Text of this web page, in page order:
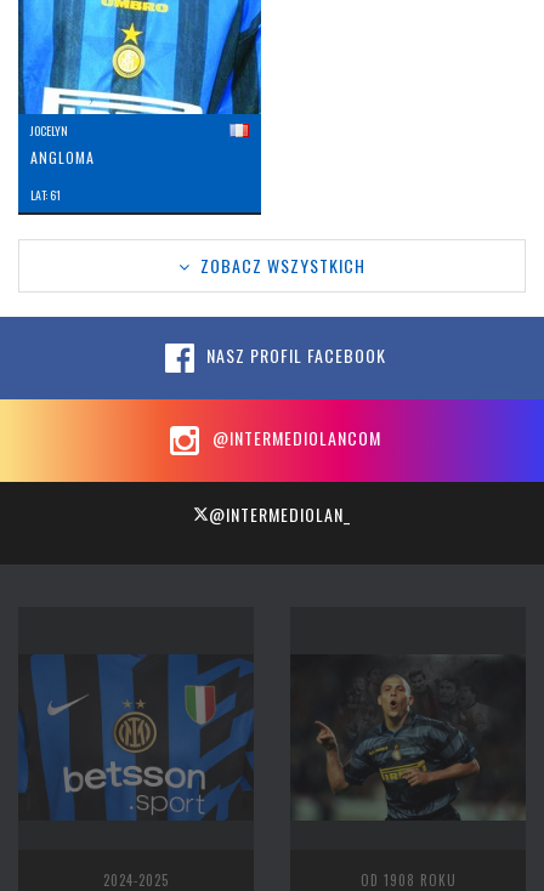
JOCELYN
ANGLOMA
LAT: 61
ZOBACZ WSZYSTKICH
NASZ PROFIL FACEBOOK
@INTERMEDIOLANCOM
@INTERMEDIOLAN_
2024-2025 OD 1908 ROKU